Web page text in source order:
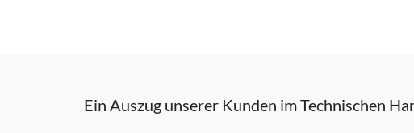
Ein Auszug unserer Kunden im Technischen